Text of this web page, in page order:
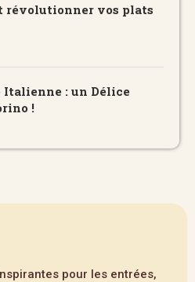
révolutionner vos plats
Italienne : un Délice
!
pour les entrées,